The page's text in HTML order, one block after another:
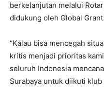
berkelanjutan melalui
didukung oleh Global Grant.
“Kalau bisa mencegah
kritis menjadi prioritas
seluruh Indonesia
Surabaya untuk diikuti klub